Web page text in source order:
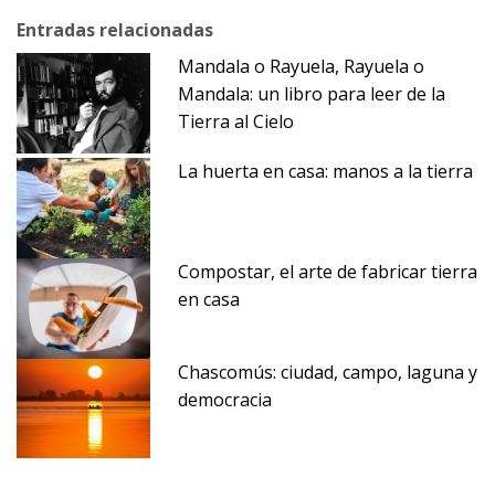
Entradas relacionadas
Mandala o Rayuela, Rayuela o
Mandala: un libro para leer de la
Tierra al Cielo
La huerta en casa: manos a la tierra
Compostar, el arte de fabricar tierra
en casa
Chascomús: ciudad, campo, laguna y
democracia